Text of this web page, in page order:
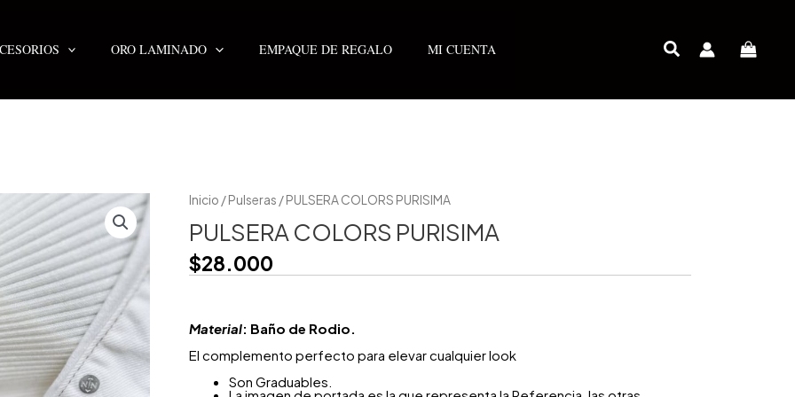
ORO LAMINADO EMPAQUE DE REGALO MI CUENTA
Inicio /Pulseras / PULSERA COLORS PURISIMA
PULSERA COLORS PURISIMA
$28.000
Material: Baño de Rodio.
El complemento perfecto para elevar cualquier look
Son Graduables.